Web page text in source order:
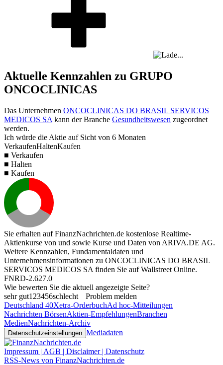
Aktuelle Kennzahlen zu GRUPO
ONCOCLINICAS
Das Unternehmen ONCOCLINICAS DO BRASIL SERVICOS
MEDICOS SA kann der Branche Gesundheitswesen zugeordnet
werden.
Ich würde die Aktie auf Sicht von 6 Monaten
VerkaufenHaltenKaufen
■ Verkaufen
■ Halten
■ Kaufen
Sie erhalten auf FinanzNachrichten.de kostenlose Realtime-
Aktienkurse von und sowie Kurse und Daten von ARIVA.DE AG.
Weitere Kennzahlen, Fundamentaldaten und
Unternehmensinformationen zu ONCOCLINICAS DO BRASIL
SERVICOS MEDICOS SA finden Sie aufWallstreet Online.
FNRD-2.627.0
Wie bewerten Sie die aktuell angezeigte Seite?
sehr gut1 23456schlecht
Problem melden
Deutschland 40Xetra-OrderbuchAd hoc-Mitteilungen
Nachrichten BörsenAktien-EmpfehlungenBranchen
MedienNachrichten-Archiv
Datenschutzeinstellungen Mediadaten
Impressum | AGB | Disclaimer | Datenschutz
RSS-News von FinanzNachrichten.de